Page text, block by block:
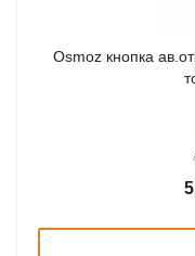
Osmoz кнопка